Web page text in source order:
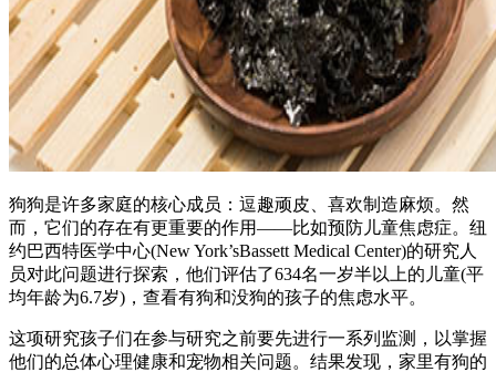
狗狗是许多家庭的核心成员：逗趣顽皮、喜欢制造麻烦。然
而，它们的存在有更重要的作用——比如预防儿童焦虑症。纽
约巴西特医学中心(New York’sBassett Medical Center)的研究人
员对此问题进行探索，他们评估了634名一岁半以上的儿童(平
均年龄为6.7岁)，查看有狗和没狗的孩子的焦虑水平。
这项研究孩子们在参与研究之前要先进行一系列监测，以掌握
他们的总体心理健康和宠物相关问题。结果发现，家里有狗的